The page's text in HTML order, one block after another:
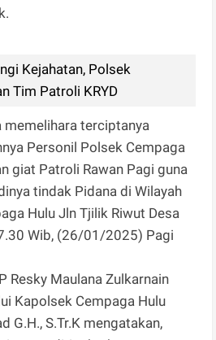
Kejahatan, Polsek
Tim Patroli KRYD
memelihara terciptanya
Personil Polsek Cempaga
giat Patroli Rawan Pagi guna
tindak Pidana di Wilayah
Hulu Jln Tjilik Riwut Desa
Wib, (26/01/2025) Pagi
Resky Maulana Zulkarnain
Kapolsek Cempaga Hulu
G.H., S.Tr.K mengatakan,